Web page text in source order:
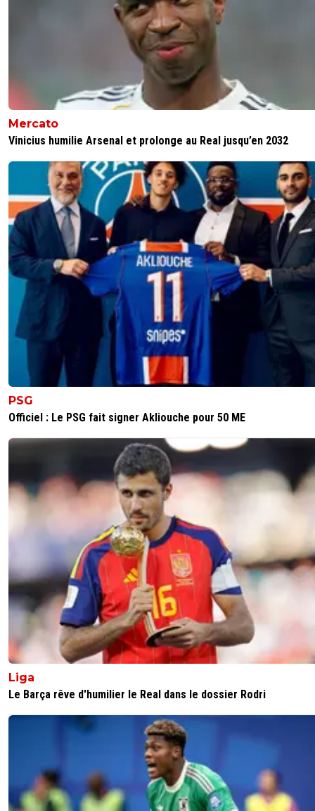
Mercato
Vinicius humilie Arsenal et prolonge au Real jusqu’en 2032
PSG
Officiel : Le PSG fait signer Akliouche pour 50 ME
Liga
Le Barça rêve d'humilier le Real dans le dossier Rodri